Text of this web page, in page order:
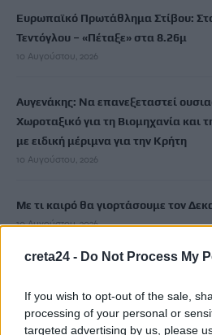
creta24 - Do Not Process My
If you wish to opt-out of the sale,
processing of your personal or
targeted advertising by us, please
Ευρωπαϊκό Πρωτάθλημα Στίβου:
Τεντόγλου – «Πέταξε» στα 8.26μ
10 Αυγούστου, 2026
Αυγενάκης: Να επανεξεταστεί
Χωροταξικό για τη Βιομηχανία και
με ειδική μέριμνα για την Κρήτη
10 Αυγούστου, 2026
Με τι καιρό θα γιορτάσουμε τον
10 Αυγούστου, 2026
10 Αυγούστου, 2026